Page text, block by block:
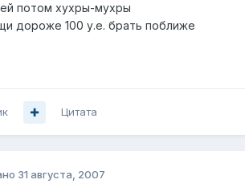
потом хухры-мухры
дороже 100 у.е. брать поближе
Цитата
31 августа, 2007